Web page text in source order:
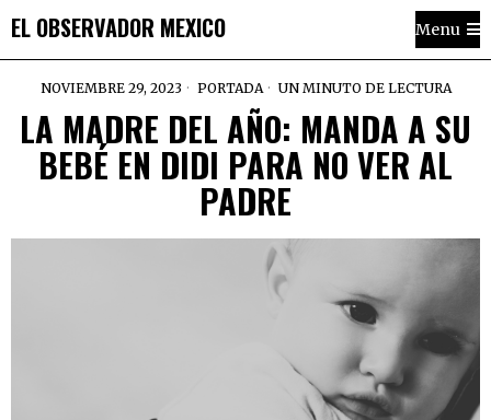
EL OBSERVADOR MEXICO Menu
NOVIEMBRE 29, 2023 PORTADA UN MINUTO DE LECTURA
LA MADRE DEL AÑO: MANDA A SU
BEBÉ EN DIDI PARA NO VER AL
PADRE